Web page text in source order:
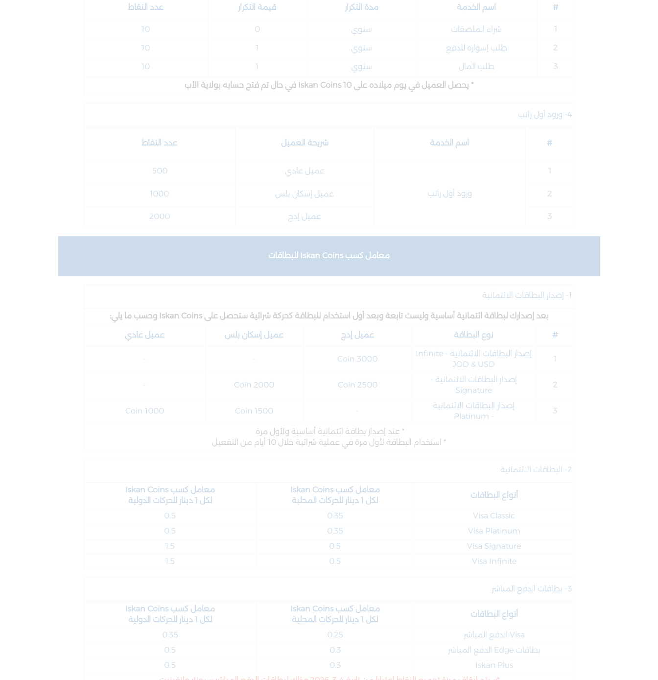
#
اسم الخدمة مدة التكرار قيمة التكرار
عدد النقاط
1
شراء الملصقات سنوي 0
10
2
طلب إسواره للدفع سنوي 1
10
3
طلب المال سنوي 1
10
* يحصل العميل في يوم ميلاده على 10 Iskan Coins في حال تم فتح حسابه بولاية الأب
4- ورود أول راتب
# اسم الخدمة شريحة العميل عدد النقاط
1
ورود أول راتب
عميل عادي
500
2
عميل إسكان بلس
1000
3
عميل إدج 2000
معامل كسبIskan Coins للبطاقات
1- إصدار البطاقات الائتمانية
بعد إصدارك لبطاقة ائتمانية أساسية وليست تابعة وبعد أول استخدام للبطاقة كحركة شرائية ستحصل على Iskan Coins وحسب ما يلي:
#
نوع البطاقة عميل إدج عميل إسكان بلس
عميل عادي
1
إصدار البطاقات الائتمانية -Infinite
JOD & USD
3000 Coin
-
-
2
إصدار البطاقات الائتمانية -
Signature
2500 Coin
2000 Coin
-
3
إصدار البطاقات الائتمانية
-
Platinum
-
Coin 1500
Coin 1000
* عند إصدار بطاقة ائتمانية أساسية ولأول مرة
* استخدام البطاقة لأول مرة في عملية شرائية خلال 10 أيام من التفعيل
2- البطاقات الائتمانية
أنواع البطاقات
معامل كسبIskan Coins
لكل 1 دينار للحركات المحلية
معامل كسبIskan Coins
لكل 1 دينار للحركات الدولية
Visa Classic
0.35
0.5
Visa Platinum
0.35
0.5
Visa Signature
0.5
1.5
Visa Infinite
0.5
1.5
3- بطاقات الدفع المباشر
أنواع البطاقات
معامل كسبIskan Coins
لكل 1 دينار للحركات المحلية
معامل كسبIskan Coins
لكل 1 دينار للحركات الدولية
Visa الدفع المباشر 0.25
0.35
بطاقاتEdge الدفع المباشر 0.3
0.5
Iskan Plus
0.3
0.5